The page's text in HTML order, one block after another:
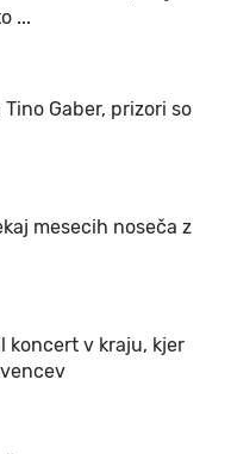
...
Gaber, prizori so
mesecih noseča z
koncert v kraju, kjer